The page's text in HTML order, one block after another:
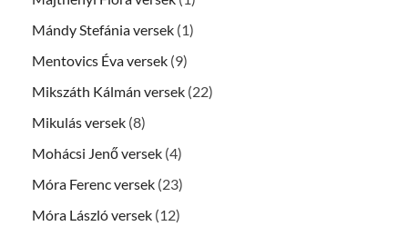
Mándy Stefánia versek (1)
Mentovics Éva versek (9)
Mikszáth Kálmán versek (22)
Mikulás versek (8)
Mohácsi Jenő versek (4)
Móra Ferenc versek (23)
Móra László versek (12)